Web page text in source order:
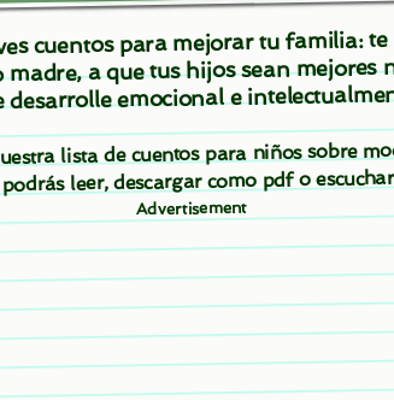
cuentos para mejorar tu familia:
a que tus hijos sean mejores
desarrolle emocional e
lista de cuentos para niños sobre
leer, descargar como pdf o
Advertisement